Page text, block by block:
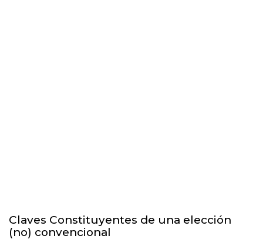
Claves Constituyentes de una elección
(no) convencional